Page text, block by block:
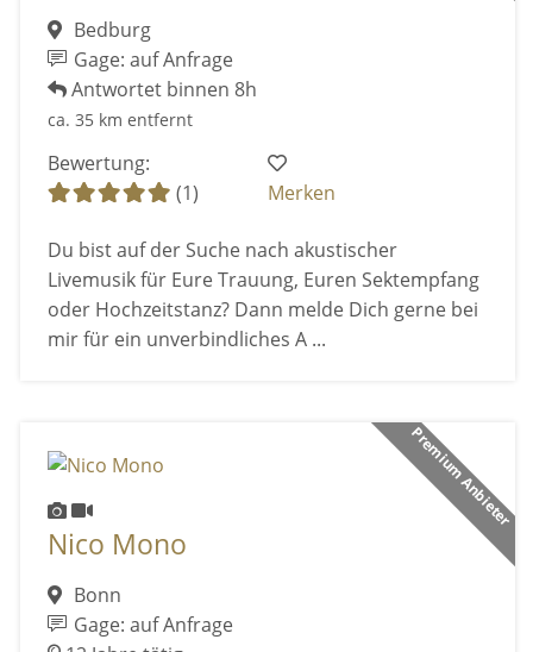
Bedburg
Gage: auf Anfrage
Antwortet binnen 8h
ca. 35 km entfernt
Bewertung:
(1)
Merken
Du bist auf der Suche nach akustischer
Livemusik für Eure Trauung, Euren Sektempfang
oder Hochzeitstanz? Dann melde Dich gerne bei
mir für ein unverbindliches A ...
Premium Anbieter
Nico Mono
Bonn
Gage: auf Anfrage